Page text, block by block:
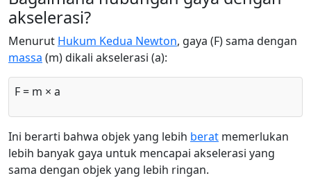
akselerasi?
Menurut Hukum Kedua Newton, gaya (F) sama dengan
massa (m) dikali akselerasi (a):
F = m × a
Ini berarti bahwa objek yang lebih berat memerlukan
lebih banyak gaya untuk mencapai akselerasi yang
sama dengan objek yang lebih ringan.